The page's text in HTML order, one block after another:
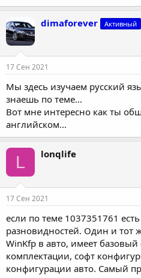
dimaforever Активный
17 Сен 2021
Мы здесь изучаем русский
знаешь по теме...
Вот мне интересно как ты
английском...
L lonqlife
17 Сен 2021
если по теме 1037351761
разновидностей. Один и тот
WinKfp в авто, имеет базовый
комплектации, софт
конфигурации авто. Самый